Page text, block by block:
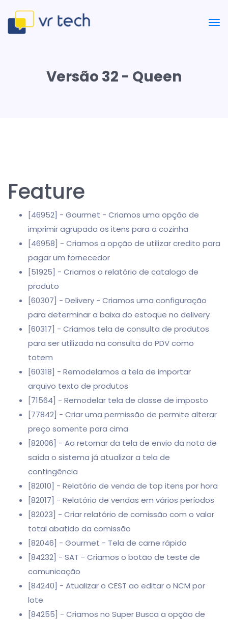
Versão 32 - Queen
Feature
[46952] - Gourmet - Criamos uma opção de
imprimir agrupado os itens para a cozinha
[46958] - Criamos a opção de utilizar credito para
pagar um fornecedor
[51925] - Criamos o relatório de catalogo de
produto
[60307] - Delivery - Criamos uma configuração
para determinar a baixa do estoque no delivery
[60317] - Criamos tela de consulta de produtos
para ser utilizada na consulta do PDV como
totem
[60318] - Remodelamos a tela de importar
arquivo texto de produtos
[71564] - Remodelar tela de classe de imposto
[77842] - Criar uma permissão de permite alterar
preço somente para cima
[82006] - Ao retornar da tela de envio da nota de
saída o sistema já atualizar a tela de
contingência
[82010] - Relatório de venda de top itens por hora
[82017] - Relatório de vendas em vários períodos
[82023] - Criar relatório de comissão com o valor
total abatido da comissão
[82046] - Gourmet - Tela de carne rápido
[84232] - SAT - Criamos o botão de teste de
comunicação
[84240] - Atualizar o CEST ao editar o NCM por
lote
[84255] - Criamos no Super Busca a opção de